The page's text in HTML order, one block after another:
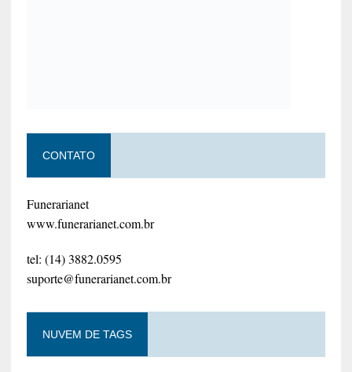
CONTATO
Funerarianet
www.funerarianet.com.br
tel: (14) 3882.0595
suporte@funerarianet.com.br
NUVEM DE TAGS